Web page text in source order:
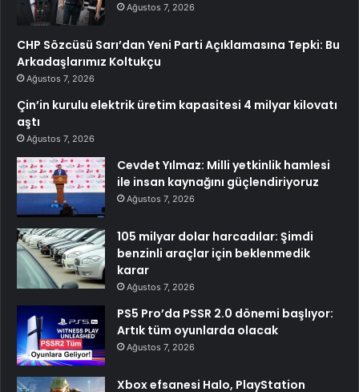
Ağustos 7, 2026
CHP Sözcüsü Sarı’dan Yeni Parti Açıklamasına Tepki: Bu
Arkadaşlarımız Koltukçu
Ağustos 7, 2026
Çin’in kurulu elektrik üretim kapasitesi 4 milyar kilovatı
aştı
Ağustos 7, 2026
Cevdet Yılmaz: Milli yetkinlik hamlesi
ile insan kaynağını güçlendiriyoruz
Ağustos 7, 2026
105 milyar dolar harcadılar: Şimdi
benzinli araçlar için beklenmedik
karar
Ağustos 7, 2026
PS5 Pro’da PSSR 2.0 dönemi başlıyor:
Artık tüm oyunlarda olacak
Ağustos 7, 2026
Xbox efsanesi Halo, PlayStation